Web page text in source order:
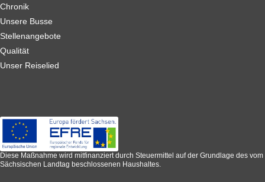
Chronik
Unsere Busse
Stellenangebote
Qualität
Unser Reiselied
Diese Maßnahme wird mitfinanziert durch Steuermittel auf der Grundlage des vom
Sächsischen Landtag beschlossenen Haushaltes.